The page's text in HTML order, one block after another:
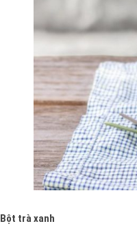
Bột trà xanh